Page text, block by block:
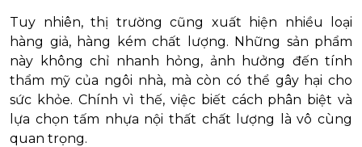
Tuy nhiên, thị trường cũng xuất hiện nhiều loại
hàng giả, hàng kém chất lượng. Những sản phẩm
này không chỉ nhanh hỏng, ảnh hưởng đến tính
thẩm mỹ của ngôi nhà, mà còn có thể gây hại cho
sức khỏe. Chính vì thế, việc biết cách phân biệt và
lựa chọn tấm nhựa nội thất chất lượng là vô cùng
quan trọng.